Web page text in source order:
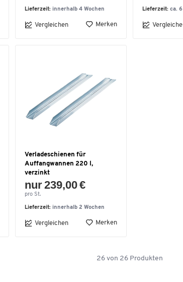
Lieferzeit: innerhalb 4 Wochen
Vergleichen Merken
Lieferzeit: ca.
Verladeschienen für
Auffangwannen 220 l,
verzinkt
nur 239,00 €
pro St.
Lieferzeit: innerhalb 2 Wochen
Vergleichen Merken
26 von 26 Produkten